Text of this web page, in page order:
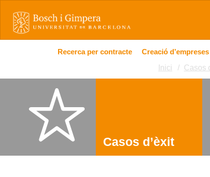
Recerca per contracte Creació d’empreses
Inici
Casos
Casos d’èxit